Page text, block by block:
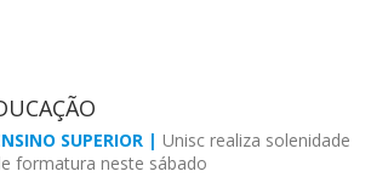
SUPERIOR | Unisc realiza solenidade
formatura neste sábado